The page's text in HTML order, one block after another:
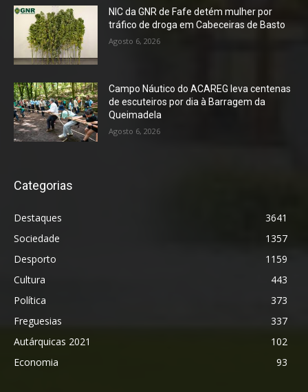
NIC da GNR de Fafe detém mulher por
tráfico de droga em Cabeceiras de Basto
Agosto 6, 2026
Campo Náutico do ACAREG leva centenas
de escuteiros por dia à Barragem da
Queimadela
Agosto 6, 2026
Categorias
Destaques
3641
Sociedade
1357
Desporto
1159
Cultura
443
Política
373
Freguesias
337
Autárquicas 2021
102
Economia
93